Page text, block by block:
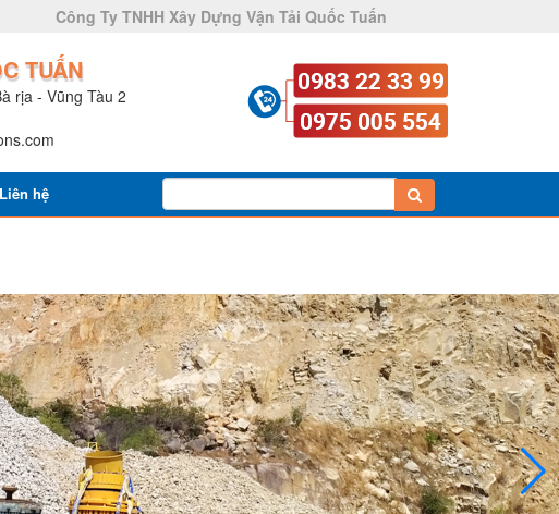
Công Ty TNHH Xây Dựng Vận Tải Quốc Tuấn
TUẤN
rịa - Vũng Tàu 2
Liên hệ